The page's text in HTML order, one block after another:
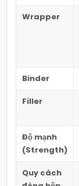
Wrapper
Binder
Filler
Độ mạnh
(Strength)
Quy cách